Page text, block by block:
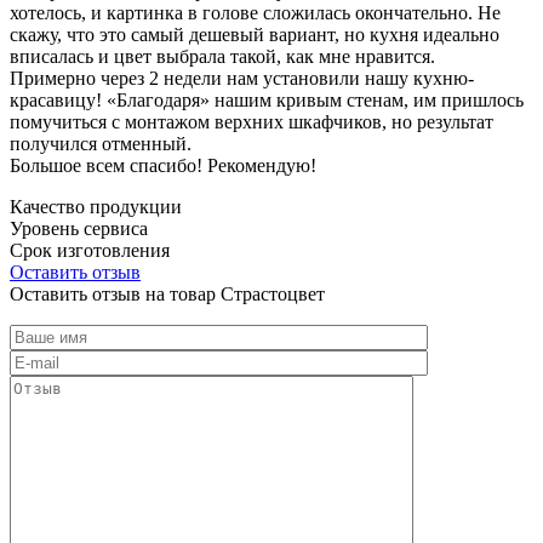
хотелось, и картинка в голове сложилась окончательно. Не
скажу, что это самый дешевый вариант, но кухня идеально
вписалась и цвет выбрала такой, как мне нравится.
Примерно через 2 недели нам установили нашу кухню-
красавицу! «Благодаря» нашим кривым стенам, им пришлось
помучиться с монтажом верхних шкафчиков, но результат
получился отменный.
Большое всем спасибо! Рекомендую!
Качество продукции
Уровень сервиса
Срок изготовления
Оставить отзыв
Оставить отзыв на товар Страстоцвет